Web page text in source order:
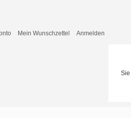
Sie
Mein Wunschzettel Anmelden